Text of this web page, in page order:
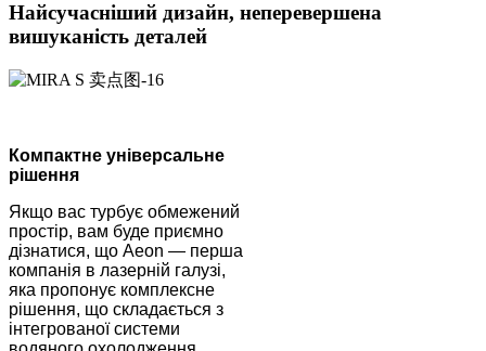
Найсучасніший дизайн, неперевершена
вишуканість деталей
Компактне універсальне
рішення
Якщо вас турбує обмежений
простір, вам буде приємно
дізнатися, що Aeon — перша
компанія в лазерній галузі,
яка пропонує комплексне
рішення, що складається з
інтегрованої системи